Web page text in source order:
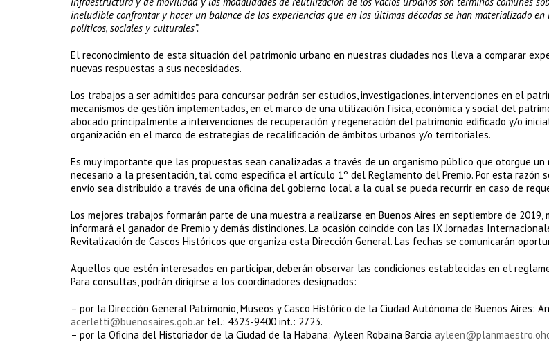
ineludible confrontar y hacer un balance de las experiencias que en las últimas décadas se han materializado
políticos, sociales y culturales”.
El reconocimiento de esta situación del patrimonio urbano en nuestras ciudades nos lleva a comparar
nuevas respuestas a sus necesidades.
Los trabajos a ser admitidos para concursar podrán ser estudios, investigaciones, intervenciones en el
mecanismos de gestión implementados, en el marco de una utilización física, económica y social del
abocado principalmente a intervenciones de recuperación y regeneración del patrimonio edificado y/o
organización en el marco de estrategias de recalificación de ámbitos urbanos y/o territoriales.
Es muy importante que las propuestas sean canalizadas a través de un organismo público que otorgue un
necesario a la presentación, tal como especifica el artículo 1º del Reglamento del Premio. Por esta razón
envío sea distribuido a través de una oficina del gobierno local a la cual se pueda recurrir en caso de
Los mejores trabajos formarán parte de una muestra a realizarse en Buenos Aires en septiembre de 2019,
informará el ganador de Premio y demás distinciones. La ocasión coincide con las IX Jornadas
Revitalización de Cascos Históricos que organiza esta Dirección General. Las fechas se comunicarán
Aquellos que estén interesados en participar, deberán observar las condiciones establecidas en el
Para consultas, podrán dirigirse a los coordinadores designados:
– por la Dirección General Patrimonio, Museos y Casco Histórico de la Ciudad Autónoma de Buenos Aires:
acerletti@buenosaires.gob.ar tel.: 4323-9400 int.: 2723.
– por la Oficina del Historiador de la Ciudad de la Habana: Ayleen Robaina Barcia